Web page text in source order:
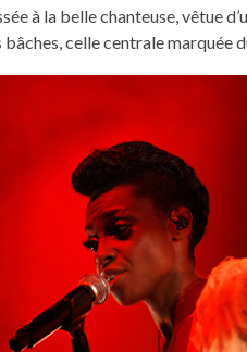
à la belle chanteuse, vêtue
bâches, celle centrale marquée